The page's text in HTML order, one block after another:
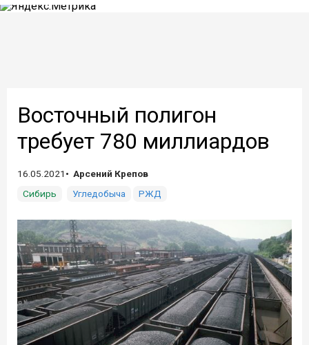
Восточный полигон
требует 780 миллиардов
16.05.2021
Арсений Крепов
Сибирь
Угледобыча РЖД